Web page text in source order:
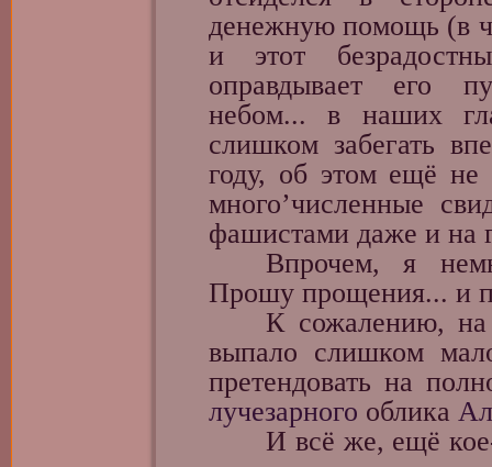
денежную помощь (в
и этот
оправдывает его
небом... в наших
слишком забегать
году, об этом ещё
много’численные
фашистами даже и на
Впрочем, я
Прошу прощения... и
К сожалению, на
выпало слишком
претендовать на
лучезарного облика
И всё же, ещё кое-